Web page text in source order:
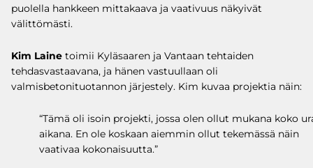
puolella hankkeen mittakaava ja vaativuus näkyivät
välittömästi.
Kim Laine toimii Kyläsaaren ja Vantaan tehtaiden
tehdasvastaavana, ja hänen vastuullaan oli
valmisbetonituotannon järjestely. Kim kuvaa projektia näin:
“Tämä oli isoin projekti, jossa olen ollut mukana koko
aikana. En ole koskaan aiemmin ollut tekemässä näin
vaativaa kokonaisuutta.”